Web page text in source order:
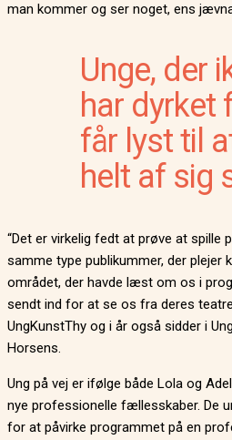
man kommer og ser noget, ens
Unge, der
har dyrket
får lyst til
helt af sig
“Det er virkelig fedt at prøve at spille
samme type publikummer, der
området, der havde læst om os i
sendt ind for at se os fra deres
UngKunstThy og i år også sidder i
Horsens.
Ung på vej er ifølge både Lola og
nye professionelle fællesskaber. De
for at påvirke programmet på en